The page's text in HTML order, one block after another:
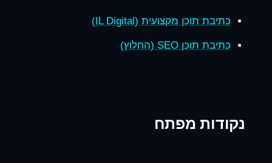
כתיבת תוכן מקצועית (IL Digital)
כתיבת תוכן SEO (החלוץ)
נקודות מפתח